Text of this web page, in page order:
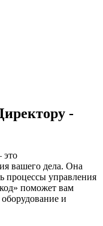
-
вашего дела. Она
процессы управления
поможет вам
и